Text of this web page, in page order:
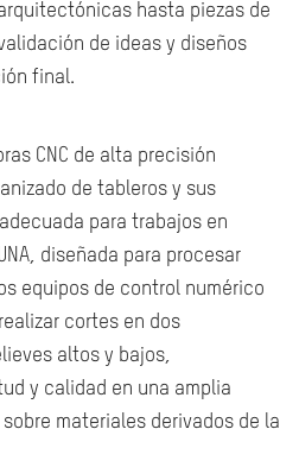
hasta piezas de
de ideas y diseños
final.
CNC de alta precisión
de tableros y sus
adecuada para trabajos en
diseñada para procesar
equipos de control numérico
cortes en dos
altos y bajos,
y calidad en una amplia
materiales derivados de la